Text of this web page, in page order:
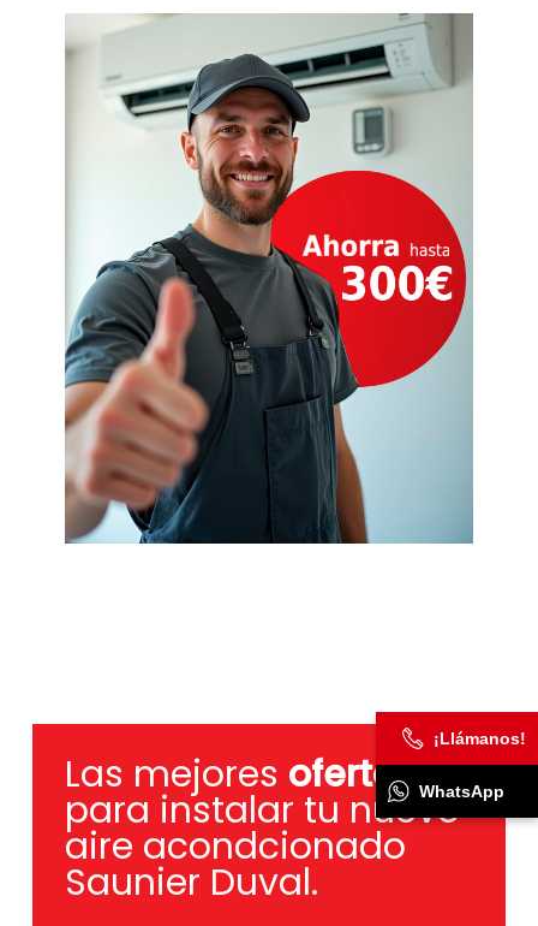
Las mejores ofertas
para instalar tu nuevo
aire acondcionado
Saunier Duval.
¡Llámanos!
WhatsApp